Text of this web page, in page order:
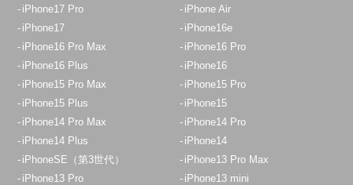
iPhone17 Pro
iPhone Air
iPhone17
iPhone16e
iPhone16 Pro Max
iPhone16 Pro
iPhone16 Plus
iPhone16
iPhone15 Pro Max
iPhone15 Pro
iPhone15 Plus
iPhone15
iPhone14 Pro Max
iPhone14 Pro
iPhone14 Plus
iPhone14
iPhoneSE（第3世代）
iPhone13 Pro Max
iPhone13 Pro
iPhone13 mini